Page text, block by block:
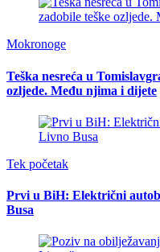
Mokronoge
Teška nesreća u
ozljede. Među njima i dijete
Tek početak
Prvi u BiH: Električni
Busa